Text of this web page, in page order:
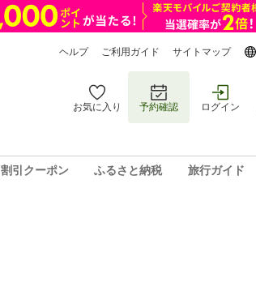
ヘルプ ご利用ガイド サイトマップ
お気に入り 予約確認 ログイン
割引クーポン ふるさと納税 旅行ガイド